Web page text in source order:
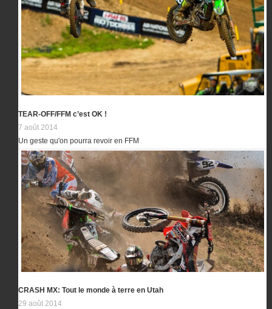
TEAR-OFF/FFM c’est OK !
7 août 2014
Un geste qu'on pourra revoir en FFM
CRASH MX: Tout le monde à terre en Utah
29 août 2014